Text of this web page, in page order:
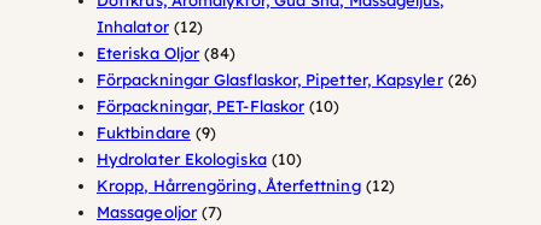
Inhalator 1212
produkter
Eteriska Oljor 8484
produkter
Förpackningar Glasflaskor, Pipetter, Kapsyler 2626
Förpackningar, PET-Flaskor 1010
Fuktbindare 99
produkter
Hydrolater Ekologiska 1010
produkter
Kropp, Hårrengöring, Återfettning 1212
Massageoljor 77